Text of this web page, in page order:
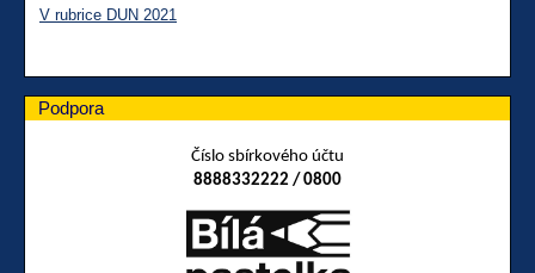
V rubrice DUN 2021
Podpora
Číslo sbírkového účtu
8888332222 / 0800